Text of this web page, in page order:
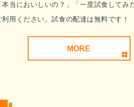
本当においしいの？」「一度試食してみ
用ください。試食の配達は無料です！
MORE